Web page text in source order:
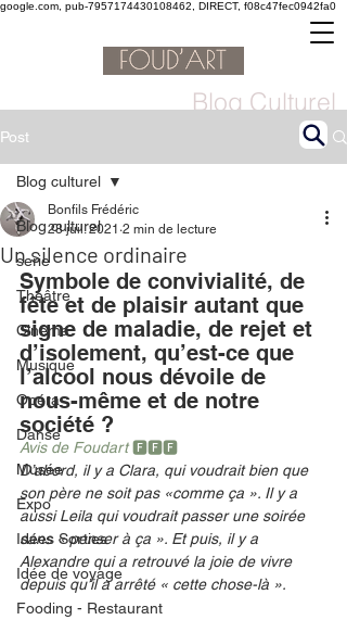
google.com, pub-7957174430108462, DIRECT, f08c47fec0942fa0
Blog Culturel
Post
Blog culturel
serie
Théâtre
Cinéma
Musique
Opéra
Danse
Musée
Expo
Idées Sorties
Idée de voyage
Fooding - Restaurant
Blog culturel
Un silence ordinaire
Bonfils Frédéric
28 juil. 2021 2 min de lecture
Symbole de convivialité, de
fête et de plaisir autant que
signe de maladie, de rejet et
d’isolement, qu’est-ce que
l’alcool nous dévoile de
nous-même et de notre
société ?
Avis de Foudart 🅵🅵🅵
D’abord, il y a Clara, qui voudrait bien que
son père ne soit pas «comme ça ». Il y a
aussi Leila qui voudrait passer une soirée
sans « penser à ça ». Et puis, il y a
Alexandre qui a retrouvé la joie de vivre
depuis qu’il a arrêté « cette chose-là ».